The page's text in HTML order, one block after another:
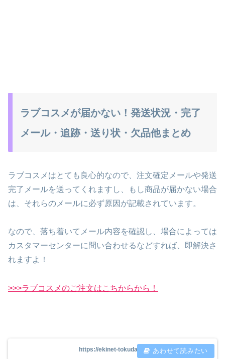
ラブコスメが届かない！発送状況・完了
メール・追跡・送り状・欠品他まとめ
ラブコスメはとても良心的なので、注文確定メールや発送
完了メールを送ってくれますし、もし商品が届かない場合
は、それらのメールに必ず原因が記載されています。
なので、落ち着いてメール内容を確認し、場合によっては
カスタマーセンターに問い合わせるなどすれば、即解決さ
れますよ！
>>>ラブコスメのご注文はこちからから！
https://ekinet-tokudane.com/lc-arrive